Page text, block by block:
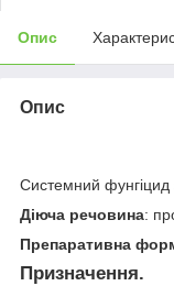
Опис
Опис
Системний фунгіцид
Діюча речовина:
Препаративна
Призначення.